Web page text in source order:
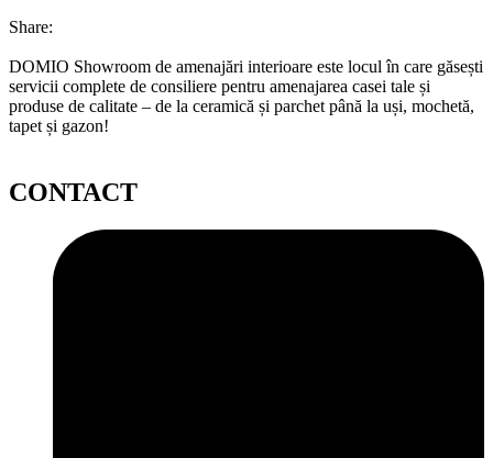
Share:
DOMIO Showroom de amenajări interioare este locul în care găsești
servicii complete de consiliere pentru amenajarea casei tale și
produse de calitate – de la ceramică și parchet până la uși, mochetă,
tapet și gazon!
CONTACT